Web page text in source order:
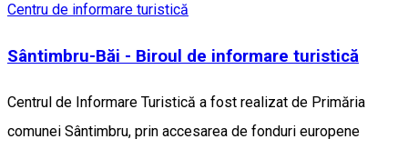
Centru de informare turistică
Sântimbru-Băi - Biroul de informare turistică
Centrul de Informare Turistică a fost realizat de Primăria
comunei Sântimbru, prin accesarea de fonduri europene